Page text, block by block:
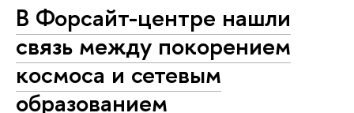
В Форсайт-центре нашли
связь между покорением
космоса и сетевым
образованием